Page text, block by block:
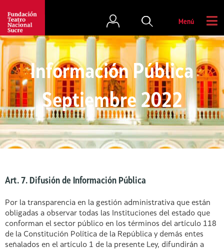
Menú
Información Pública
Septiembre 2022
Art. 7. Difusión de Información Pública
Por la transparencia en la gestión administrativa que están
obligadas a observar todas las Instituciones del estado que
conforman el sector público en los términos del artículo 118
de la Constitución Política de la República y demás entes
señalados en el artículo 1 de la presente Ley, difundirán a